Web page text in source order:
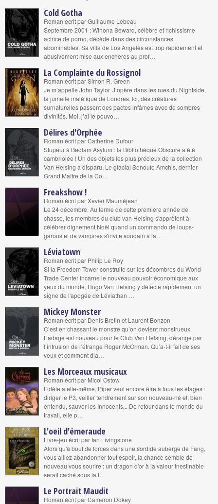
Cold Gotha
Roman écrit par Guillaume Lebeau
Septembre 2001 : Winona Seward, célèbre et richissisme
actrice de porno, décède dans des circonstances
abominables. Sa villa de Los Angelès est trop rapidement et
abusivement mise aux enchères au prof…
La Complainte du Rossignol
Roman écrit par Simon R. Green
Je m’appelle John Taylor. J’opère dans les rues du Nightside,
la jumelle maléfique de Londres. Ici, des créatures
surnaturelles passent des pactes infâmes avec de sombres
divinités. Moi, j’ai le pouvo…
Délires d'Orphée
Roman écrit par Catherine Dufour
Stupeur à Bedlam Asylum : la Bibliothèque Obscure a été
cambriolée ! Un des objets les plus précieux de la collection
Van Helsing a disparu. Le glacial Senoufo Amchis, dernier
Grand Maître de la Co…
Freakshow !
Roman écrit par Xavier Mauméjean
Le 24 décembre. Au terme de cette première année de
chasse, les membres du club van Helsing s'apprêtent à
célébrer dignement Noël quand un commando de loups-
garous et de vampires s'invite soudain à la…
Léviatown
Roman écrit par Philip Le Roy
Si la Freedom Tower construite sur les décombres du World
Trade Center incarne le nouveau pouvoir économique aux
yeux du monde, Hugo Van Helsing y détecte rapidement un
signe de l'apogée de Léviathan …
Mickey Monster
Roman écrit par Denis Bretin et Laurent Bonzon
C’est en chassant le monstre qu’on devient monstrueux.
L’adage est nouveau pour le Club Van Helsing, dérangé par
l’intrusion de l’étrange Roger McOrman. Qu’a-t-il fait de ses
yeux et comment dia…
Les Morceaux musicaux
Roman écrit par Micol Ostow
Fidèle à elle-même, Piper veut encore être à tous les étages :
diriger le P3, veiller tendrement sur son nouveau-né et, bien
entendu, sauver les Innocents... De retour dans le monde du
travail, elle p…
L'oeil d'émeraude
Livre-jeu écrit par Ian Livingstone
Alors qu'à bout de forces dans une sordide auberge de Fang,
vous alliez abandonner tout espoir, la chance semble de
nouveau vous sourire : un dragon d'or à la valeur inestinable
serait caché sous la f…
Le Portrait Maudit
Roman écrit par Cameron Dokey